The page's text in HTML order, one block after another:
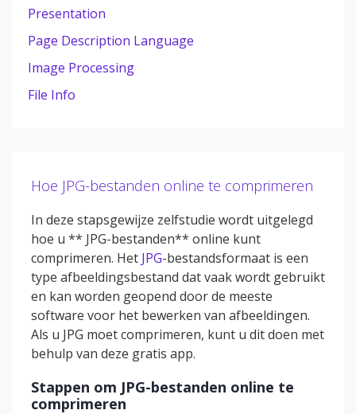
Presentation
Page Description Language
Image Processing
File Info
Hoe JPG-bestanden online te comprimeren
In deze stapsgewijze zelfstudie wordt uitgelegd
hoe u ** JPG-bestanden** online kunt
comprimeren. Het JPG-bestandsformaat is een
type afbeeldingsbestand dat vaak wordt gebruikt
en kan worden geopend door de meeste
software voor het bewerken van afbeeldingen.
Als u JPG moet comprimeren, kunt u dit doen met
behulp van deze gratis app.
Stappen om JPG-bestanden online te
comprimeren